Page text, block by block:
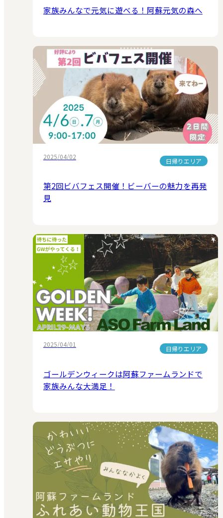
家族みんなで元気に遊べる！阿蘇元気の森へ
2025/04/02
日帰りエリア
第2回ビバフェス開催！ビーバーの魅力を再発
見
2025/04/01
日帰りエリア
ゴールデンウィークは阿蘇ファームランドで
家族みんな大満足！